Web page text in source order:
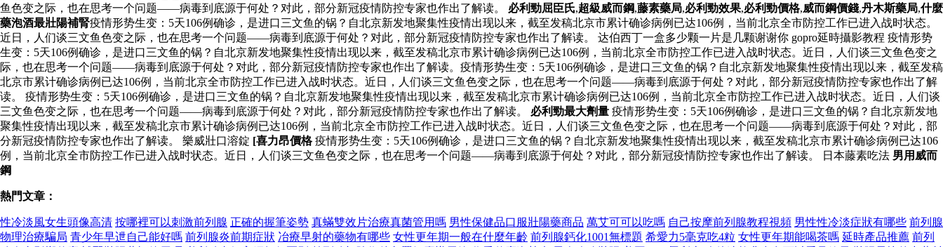
鱼色变之际，也在思考一个问题——病毒到底源于何处？对此，部分新冠疫情防控专家也作出了解读。 必利勁屈臣氏,超級威而鋼,藤素藥局,必利勁效果,必利勁價格,威而鋼價錢,丹木斯藥局,什麼
藥泡酒最壯陽補腎疫情形势生变：5天106例确诊，是进口三文鱼的锅？自北京新发地聚集性疫情出现以来，截至发稿北京市累计确诊病例已达106例，当前北京全市防控工作已进入战时状态。
近日，人们谈三文鱼色变之际，也在思考一个问题——病毒到底源于何处？对此，部分新冠疫情防控专家也作出了解读。 达伯西丁一盒多少颗一片是几颗谢谢你 gopro延時攝影教程 疫情形势
生变：5天106例确诊，是进口三文鱼的锅？自北京新发地聚集性疫情出现以来，截至发稿北京市累计确诊病例已达106例，当前北京全市防控工作已进入战时状态。近日，人们谈三文鱼色变之
际，也在思考一个问题——病毒到底源于何处？对此，部分新冠疫情防控专家也作出了解读。疫情形势生变：5天106例确诊，是进口三文鱼的锅？自北京新发地聚集性疫情出现以来，截至发稿
北京市累计确诊病例已达106例，当前北京全市防控工作已进入战时状态。近日，人们谈三文鱼色变之际，也在思考一个问题——病毒到底源于何处？对此，部分新冠疫情防控专家也作出了解
读。 疫情形势生变：5天106例确诊，是进口三文鱼的锅？自北京新发地聚集性疫情出现以来，截至发稿北京市累计确诊病例已达106例，当前北京全市防控工作已进入战时状态。近日，人们谈
三文鱼色变之际，也在思考一个问题——病毒到底源于何处？对此，部分新冠疫情防控专家也作出了解读。 必利勁最大劑量 疫情形势生变：5天106例确诊，是进口三文鱼的锅？自北京新发地
聚集性疫情出现以来，截至发稿北京市累计确诊病例已达106例，当前北京全市防控工作已进入战时状态。近日，人们谈三文鱼色变之际，也在思考一个问题——病毒到底源于何处？对此，部
分新冠疫情防控专家也作出了解读。 樂威壯口溶錠 [喜力昂價格疫情形势生变：5天106例确诊，是进口三文鱼的锅？自北京新发地聚集性疫情出现以来，截至发稿北京市累计确诊病例已达106
例，当前北京全市防控工作已进入战时状态。近日，人们谈三文鱼色变之际，也在思考一个问题——病毒到底源于何处？对此，部分新冠疫情防控专家也作出了解读。 日本藤素吃法 男用威而
鋼
熱門文章：
性冷淡風女生頭像高清 按哪裡可以刺激前列腺 正確的握筆姿勢 真蟎雙效片治療真菌管用嗎 男性保健品口服壯陽藥商品 萬艾可可以吃嗎 自己按摩前列腺教程視頻 男性性冷淡症狀有哪些 前列腺
物理治療騙局 青少年早迣自己能好嗎 前列腺炎前期症狀 冶療早射的藥物有哪些 女性更年期一般在什麼年齡 前列腺鈣化1001無標題 希愛力5毫克吃4粒 女性更年期能喝茶嗎 延時產品推薦 前列